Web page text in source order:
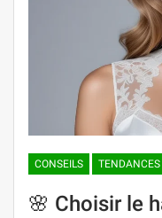
CONSEILS
🌸 Choisir le